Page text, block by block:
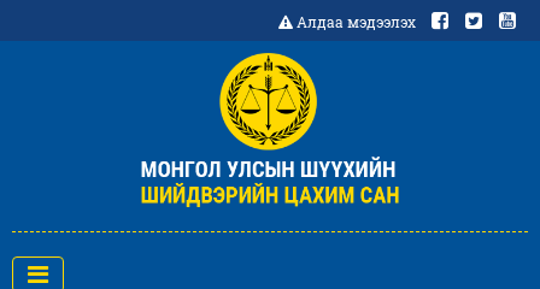
Алдаа мэдээлэх